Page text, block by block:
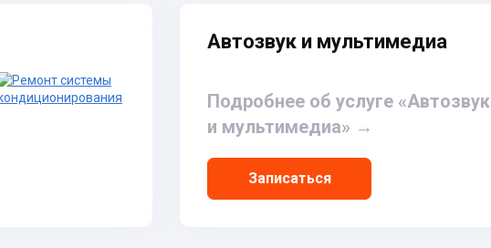
Автозвук и мультимедиа
Подробнее об услуге «Автозвук
и мультимедиа» →
Записаться